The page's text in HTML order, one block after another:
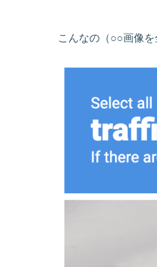
こんなの（○○画像を